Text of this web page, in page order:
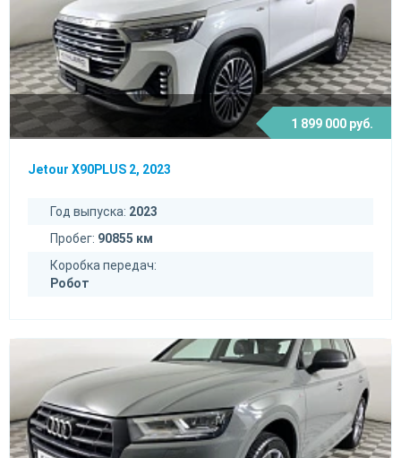
1 899 000 руб.
Jetour X90PLUS 2, 2023
Год выпуска: 2023
Пробег: 90855 км
Коробка передач:
Робот